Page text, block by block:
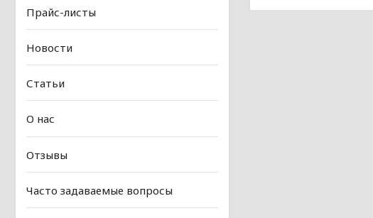
Прайс-листы
Новости
Статьи
О нас
Отзывы
Часто задаваемые вопросы